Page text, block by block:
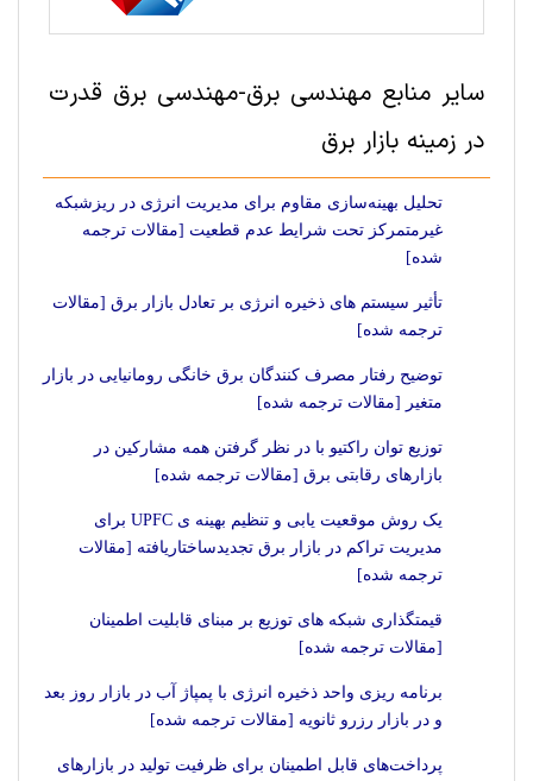
سایر منابع مهندسی برق-مهندسی برق قدرت
در زمینه بازار برق
تحلیل بهینه‌سازی مقاوم برای مدیریت انرژی در ریزشبکه
غیرمتمرکز تحت شرایط عدم قطعیت [مقالات ترجمه
شده]
تأثیر سیستم های ذخیره انرژی بر تعادل بازار برق [مقالات
ترجمه شده]
توضیح رفتار مصرف کنندگان برق خانگی رومانیایی در بازار
متغیر [مقالات ترجمه شده]
توزیع توان راکتیو با در نظر گرفتن همه مشارکین در
بازارهای رقابتی برق [مقالات ترجمه شده]
یک روش موقعیت یابی و تنظیم بهینه ی UPFC برای
مدیریت تراکم در بازار برق تجدیدساختاریافته [مقالات
ترجمه شده]
قیمتگذاری شبکه های توزیع بر مبنای قابلیت اطمینان
[مقالات ترجمه شده]
برنامه ریزی واحد ذخیره انرژی با پمپاژ آب در بازار روز بعد
و در بازار رزرو ثانویه [مقالات ترجمه شده]
پرداخت‌های قابل اطمینان برای ظرفیت تولید در بازارهای